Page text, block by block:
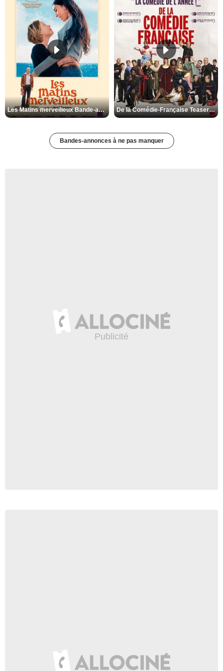
Les Matins merveilleux Bande-annonce VF De la Comédie-Française Teaser VF
Bandes-annonces à ne pas manquer